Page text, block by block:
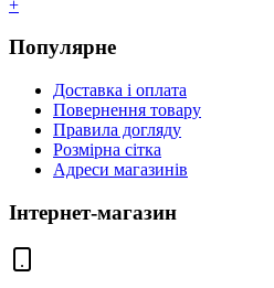
+
Популярне
Доставка і оплата
Повернення товару
Правила догляду
Розмірна сітка
Адреси магазинів
Інтернет-магазин